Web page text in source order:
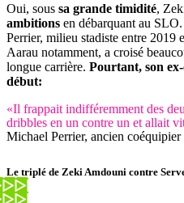
Oui, sous sa grande timidité,
ambitions en débarquant au
Perrier, milieu stadiste entre 2019
Aarau notamment, a croisé
longue carrière. Pourtant, son
début:
«Il frappait indifféremment des
dribbles en un contre un et allait
Michael Perrier, ancien
Le triplé de Zeki Amdouni contre